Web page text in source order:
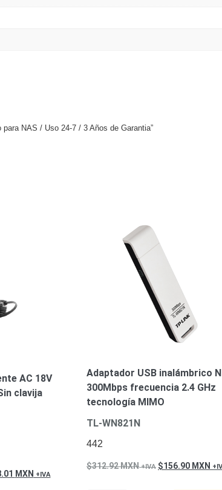
NAS / Uso 24-7 / 3 Años de Garantia”
AC 18V
clavija
MXN
Adaptador USB inalámbrico N
300Mbps frecuencia 2.4 GHz
tecnología MIMO
TL-WN821N
442
312.92MXN 156.90 MXN